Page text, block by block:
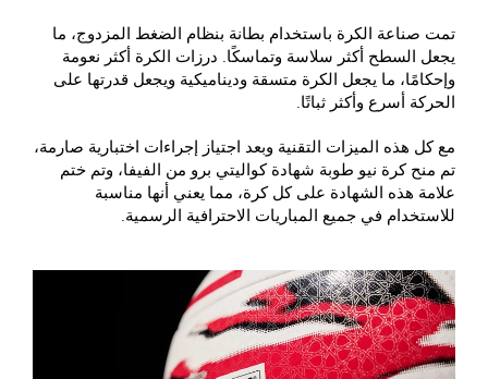
تمت صناعة الكرة باستخدام بطانة بنظام الضغط المزدوج، ما
يجعل السطح أكثر سلاسة وتماسكًا. درزات الكرة أكثر نعومة
وإحكامًا، ما يجعل الكرة متسقة وديناميكية ويجعل قدرتها على
الحركة أسرع وأكثر ثباتًا.
مع كل هذه الميزات التقنية وبعد اجتياز إجراءات اختبارية صارمة،
تم منح كرة نيو طوبة شهادة كواليتي برو من الفيفا، وتم ختم
علامة هذه الشهادة على كل كرة، مما يعني أنها مناسبة
للاستخدام في جميع المباريات الاحترافية الرسمية.